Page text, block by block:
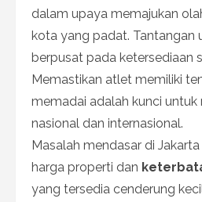
dalam upaya memajukan
kota yang padat. Tantangan
berpusat pada ketersediaan
Memastikan atlet memiliki
memadai adalah kunci untuk
nasional dan internasional.
Masalah mendasar di
harga properti dan
yang tersedia cenderung